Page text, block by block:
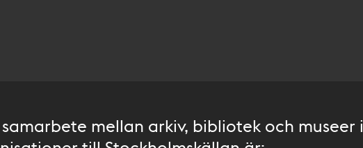
mellan arkiv, bibliotek och museer i